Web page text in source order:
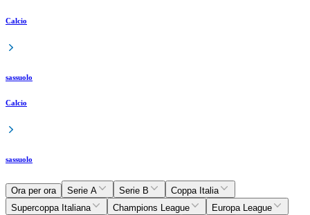
Calcio
sassuolo
Calcio
sassuolo
Ora per ora Serie A Serie B
Coppa Italia
Supercoppa Italiana
Champions League
Europa League